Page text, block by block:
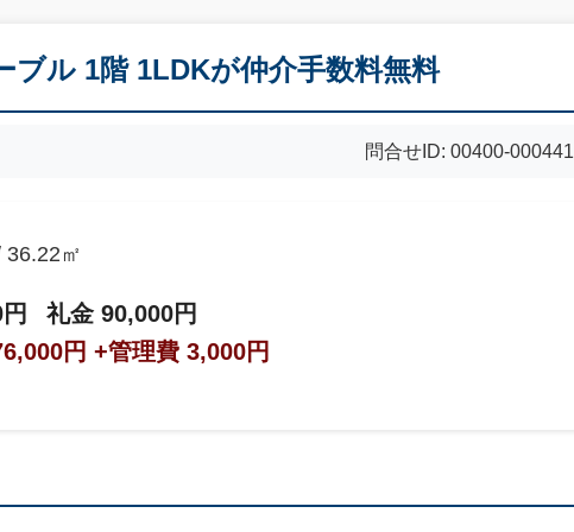
ブル 1階 1LDKが仲介手数料無料
問合せID: 00400-000441
36.22㎡
礼金 90,000円
円 +管理費 3,000円